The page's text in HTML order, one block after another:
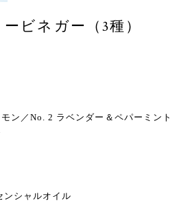
ビネガー（3種）
ン／No. 2 ラベンダー＆ペパーミント
ンシャルオイル